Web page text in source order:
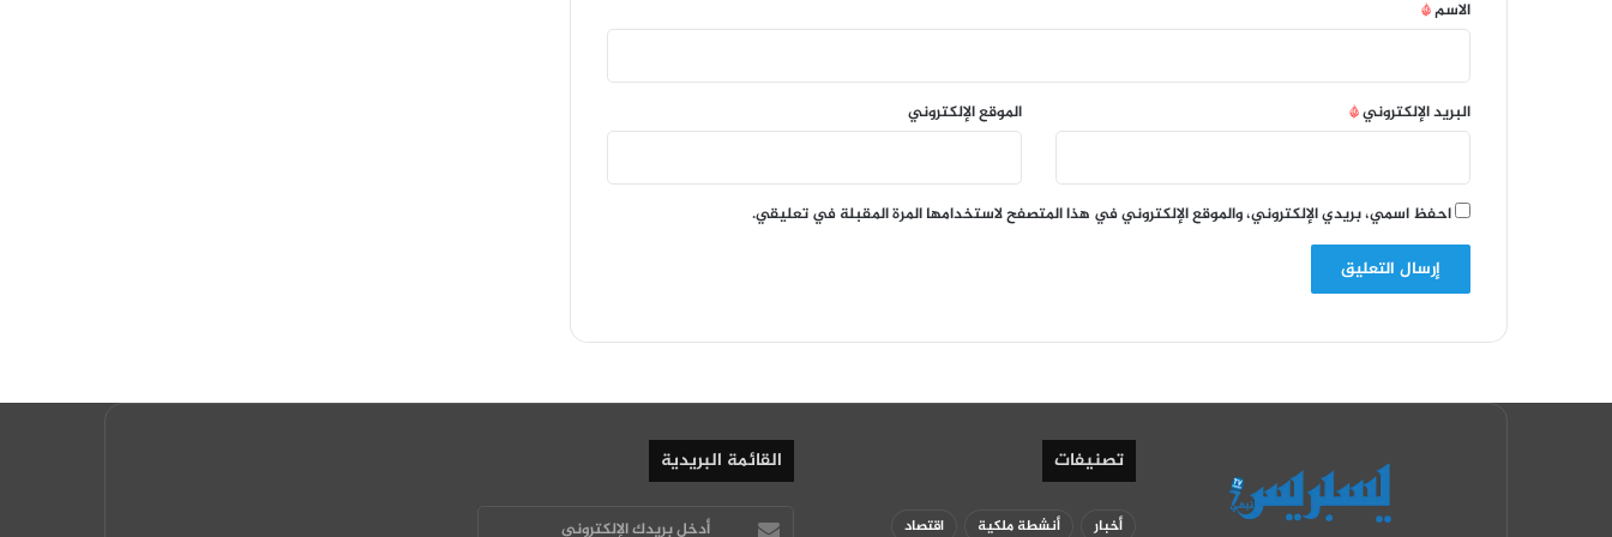
الاسم*
البريد الإلكتروني* الموقع الإلكتروني
احفظ اسمي، بريدي الإلكتروني، والموقع الإلكتروني في هذا المتصفح لاستخدامها المرة المقبلة في تعليقي.
تصنيفات
أخبار أنشطة ملكية اقتصاد
القائمة البريدية
أدخل